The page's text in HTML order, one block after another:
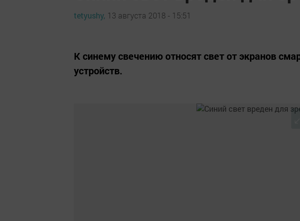
tetyushy, 13 августа 2018 - 15:51
К синему свечению относят свет от экранов
устройств.